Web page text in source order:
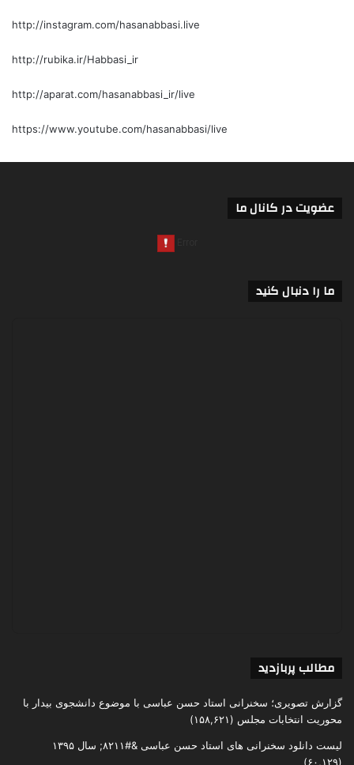
http://instagram.com/hasanabbasi.live
http://rubika.ir/Habbasi_ir
http://aparat.com/hasanabbasi_ir/live
https://www.youtube.com/hasanabbasi/live
عضویت در کانال ما
ما را دنبال کنید
مطالب پربازدید
گزارش تصویری؛ سخنرانی استاد حسن عباسی با موضوع دانشجوی بیدار با
محوریت انتخابات مجلس (۱۵۸,۶۲۱)
لیست دانلود سخنرانی های استاد حسن عباسی &#۸۲۱۱; سال ۱۳۹۵
(۶۰,۱۲۹)